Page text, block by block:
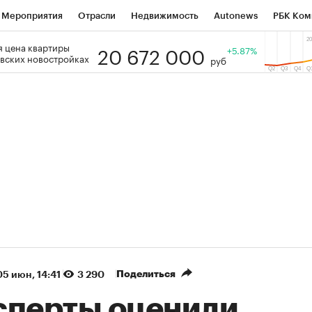
Мероприятия Отрасли Недвижимость Autonews РБК
РБК Образование Тренды
цена квартиры
новостройках
20 672 000 руб
+5.87%
июн, 14:41 3 290 Поделиться